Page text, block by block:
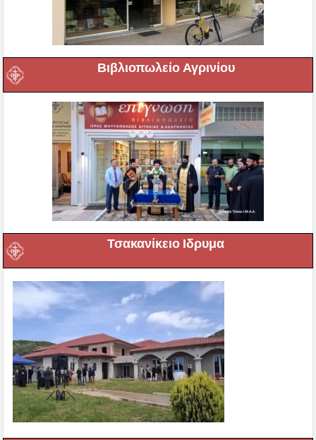
Βιβλιοπωλείο Αγρινίου
Τσακανίκειο Ιδρυμα